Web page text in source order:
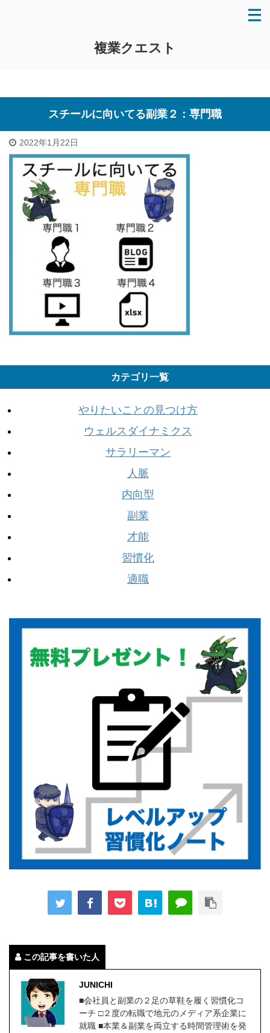
複業クエスト
スチールに向いてる副業２：専門職
2022年1月22日
カテゴリ一覧
やりたいことの見つけ方
ウェルスダイナミクス
サラリーマン
人脈
内向型
副業
才能
習慣化
適職
この記事を書いた人
JUNICHI
■会社員と副業の２足の草鞋を履く習慣化コ
ーチ □２度の転職で地元のメディア系企業に
就職 ■本業＆副業を両立する時間管理術を発